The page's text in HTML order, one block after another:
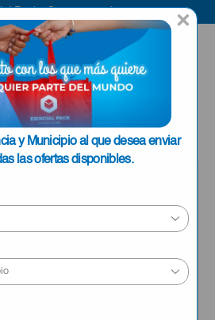
×
y Municipio al que desea enviar
las ofertas disponibles.
ENVIAR A LA
HABANA